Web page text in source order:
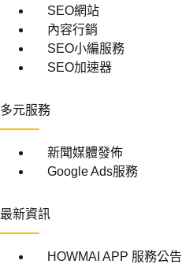
SEO網站
內容行銷
SEO小編服務
SEO加速器
多元服務
新聞媒體發佈
Google Ads服務
最新資訊
HOWMAI APP 服務公告